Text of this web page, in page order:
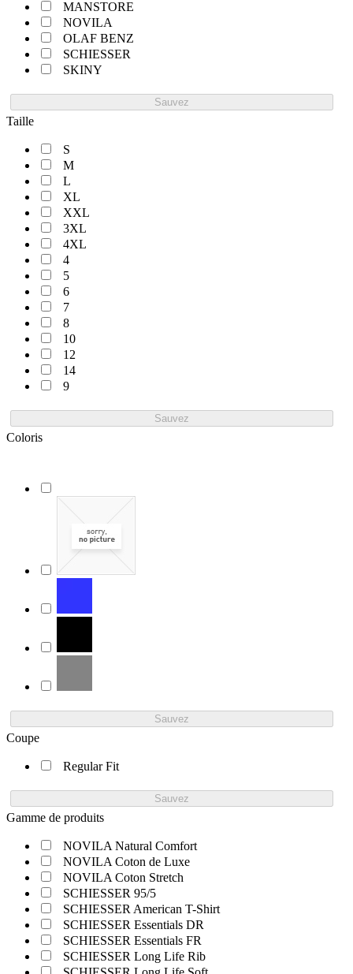
MANSTORE
NOVILA
OLAF BENZ
SCHIESSER
SKINY
Sauvez
Taille
S
M
L
XL
XXL
3XL
4XL
4
5
6
7
8
10
12
14
9
Sauvez
Coloris
Sauvez
Coupe
Regular Fit
Sauvez
Gamme de produits
NOVILA Natural Comfort
NOVILA Coton de Luxe
NOVILA Coton Stretch
SCHIESSER 95/5
SCHIESSER American T-Shirt
SCHIESSER Essentials DR
SCHIESSER Essentials FR
SCHIESSER Long Life Rib